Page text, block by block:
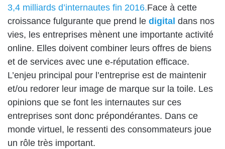
3,4 milliards d’internautes fin 2016.Face à cette
croissance fulgurante que prend le digital dans nos
vies, les entreprises mènent une importante activité
online. Elles doivent combiner leurs offres de biens
et de services avec une e-réputation efficace.
L’enjeu principal pour l’entreprise est de maintenir
et/ou redorer leur image de marque sur la toile. Les
opinions que se font les internautes sur ces
entreprises sont donc prépondérantes. Dans ce
monde virtuel, le ressenti des consommateurs joue
un rôle très important.